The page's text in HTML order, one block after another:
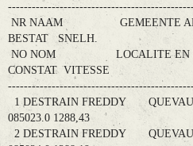
NR NAAM GEMEENTE AD
BESTAT SNELH.
NO NOM LOCALITE EN MQ
CONSTAT VITESSE
1 DESTRAIN FREDDY
085023.0 1288,43
2 DESTRAIN FREDDY